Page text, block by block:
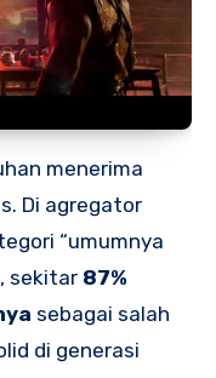
menerima
Di agregator
“umumnya
, sekitar 87%
sebagai salah
di generasi